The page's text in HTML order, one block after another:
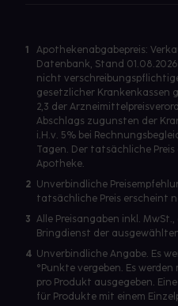
1
Apothekenabgabepreis:
Datenbank, Stand
nicht
gesetzlicher Krankenkassen
2,3 der
Abschlags zugunsten der
i.H.v. 5% bei
Tagen. Der tatsächliche
Apotheke.
2 Unverbindliche
tatsächliche Preis erscheint
3 Alle Preisangaben inkl.
Bringdienst der
4 Unverbindliche Angabe. Es
°Punkte vergeben. Es werden
pro Produkt ausgegeben.
für Produkte mit einem